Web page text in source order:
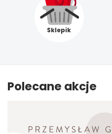
Sklepik
Polecane akcje